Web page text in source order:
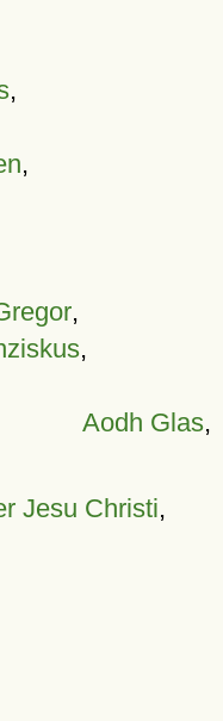
,
,
,
,
Aodh Glas,
Jesu Christi,